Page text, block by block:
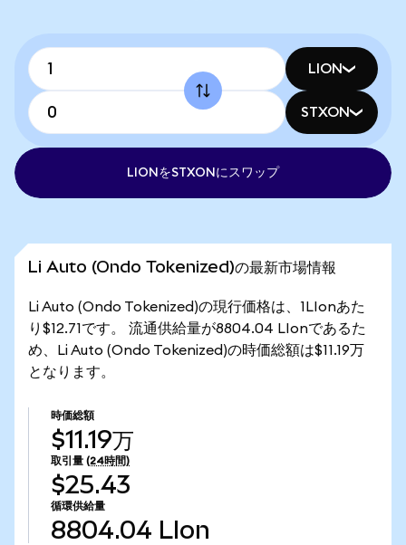
LION
STXON
LIONをSTXONにスワップ
Li Auto (Ondo Tokenized)の最新市場情報
Li Auto (Ondo Tokenized)の現行価格は、1LIonあた
り$12.71です。 流通供給量が8804.04 LIonであるた
め、Li Auto (Ondo Tokenized)の時価総額は$11.19万
となります。
時価総額
$11.19万
取引量 (24時間)
$25.43
循環供給量
8804.04 LIon